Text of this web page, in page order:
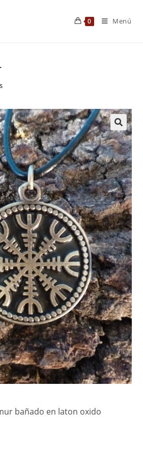
0 Menú
🔍
bañado en laton oxido